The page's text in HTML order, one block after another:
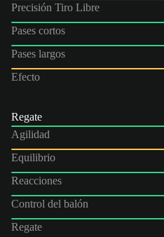
Precisión Tiro Libre
Pases cortos
Pases largos
Efecto
Regate
Agilidad
Equilibrio
Reacciones
Control del balón
Regate